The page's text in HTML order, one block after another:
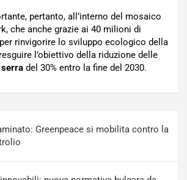
pertanto, all’interno del mosaico
che anche grazie ai 40 milioni di
rinvigorire lo sviluppo ecologico della
l’obiettivo della riduzione delle
del 30% entro la fine del 2030.
Greenpeace si mobilita contro la